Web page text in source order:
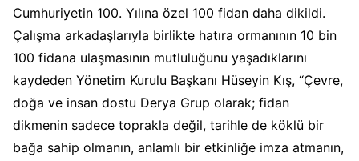
Cumhuriyetin 100. Yılına özel 100 fidan daha dikildi.
Çalışma arkadaşlarıyla birlikte hatıra ormanının 10 bin
100 fidana ulaşmasının mutluluğunu yaşadıklarını
kaydeden Yönetim Kurulu Başkanı Hüseyin Kış, “Çevre,
doğa ve insan dostu Derya Grup olarak; fidan
dikmenin sadece toprakla değil, tarihle de köklü bir
bağa sahip olmanın, anlamlı bir etkinliğe imza atmanın,